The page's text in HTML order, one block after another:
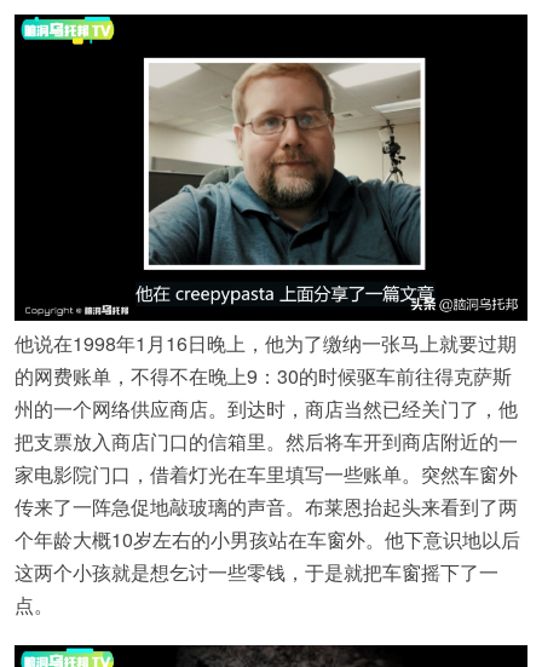
他说在1998年1月16日晚上，他为了缴纳一张马上就要过期
的网费账单，不得不在晚上9：30的时候驱车前往得克萨斯
州的一个网络供应商店。到达时，商店当然已经关门了，他
把支票放入商店门口的信箱里。然后将车开到商店附近的一
家电影院门口，借着灯光在车里填写一些账单。突然车窗外
传来了一阵急促地敲玻璃的声音。布莱恩抬起头来看到了两
个年龄大概10岁左右的小男孩站在车窗外。他下意识地以后
这两个小孩就是想乞讨一些零钱，于是就把车窗摇下了一
点。